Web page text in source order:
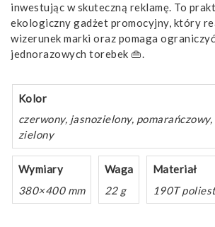
inwestując w skuteczną reklamę. To
ekologiczny gadżet promocyjny, który
wizerunek marki oraz pomaga
jednorazowych torebek 👜.
Kolor
czerwony, jasnozielony,
zielony
Wymiary
380×400 mm
Waga
22 g
Materiał
190T